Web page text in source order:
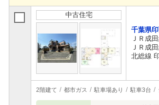
中古住宅
千葉県
ＪＲ成
ＪＲ成
北総線
2階建て 都市ガス 駐車場あり 駐車3台